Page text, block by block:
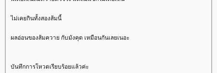
ไม่เคยกินทั้งสองส้มนี้
ผลอ่อนของส้มควาย กับมังคุด เหมือนกันเลยเนอะ
บันทึกการโหวตเรียบร้อยแล้วค่ะ